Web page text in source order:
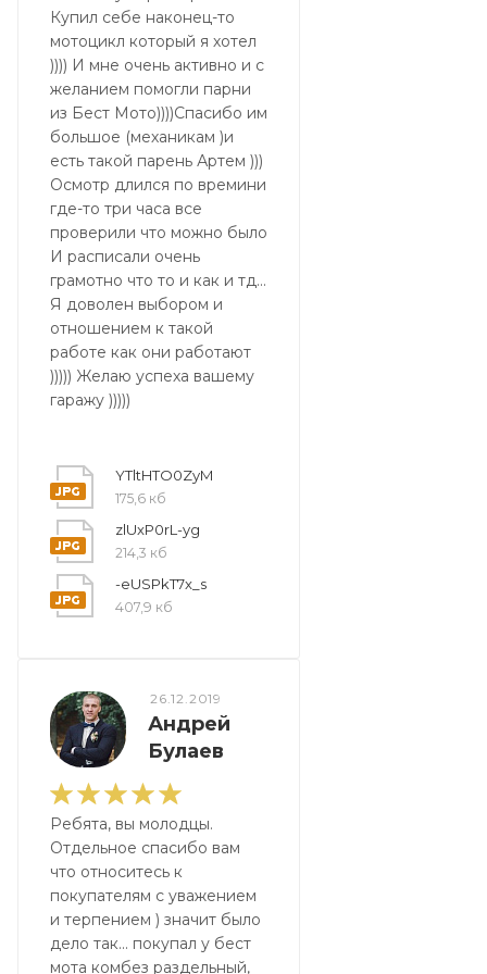
Купил себе наконец-то
мотоцикл который я хотел
)))) И мне очень активно и с
желанием помогли парни
из Бест Мото))))Спасибо им
большое (механикам )и
есть такой парень Артем )))
Осмотр длился по времини
где-то три часа все
проверили что можно было
И расписали очень
грамотно что то и как и тд...
Я доволен выбором и
отношением к такой
работе как они работают
))))) Желаю успеха вашему
гаражу )))))
YTltHTO0ZyM
175,6 кб
zlUxP0rL-yg
214,3 кб
-eUSPkT7x_s
407,9 кб
26.12.2019
Андрей
Булаев
Ребята, вы молодцы.
Отдельное спасибо вам
что относитесь к
покупателям с уважением
и терпением ) значит было
дело так... покупал у бест
мота комбез раздельный,